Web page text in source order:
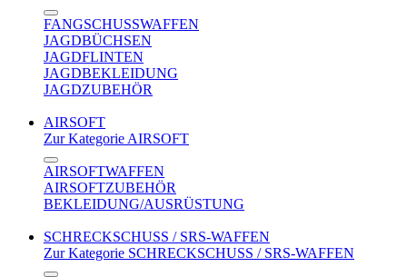
FANGSCHUSSWAFFEN
JAGDBÜCHSEN
JAGDFLINTEN
JAGDBEKLEIDUNG
JAGDZUBEHÖR
AIRSOFT
Zur Kategorie AIRSOFT
AIRSOFTWAFFEN
AIRSOFTZUBEHÖR
BEKLEIDUNG/AUSRÜSTUNG
SCHRECKSCHUSS / SRS-WAFFEN
Zur Kategorie SCHRECKSCHUSS / SRS-WAFFEN